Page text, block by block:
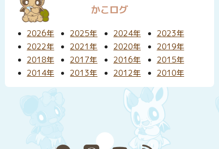
かこログ
2026年 2025年 2024年
2023年
2022年
2021年 2020年
2019年
2018年
2017年 2016年
2015年
2014年
2013年 2012年 2010年